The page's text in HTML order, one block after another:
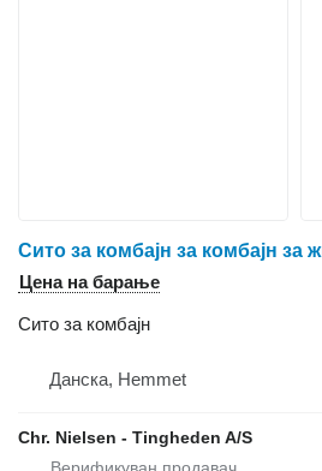
Сито за комбајн за комбајн за
Цена на барање
Сито за комбајн
Данска, Hemmet
Chr. Nielsen - Tingheden A/S